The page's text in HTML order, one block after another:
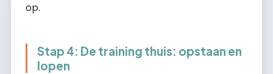
op.
Stap 4: De training thuis: opstaan en
lopen